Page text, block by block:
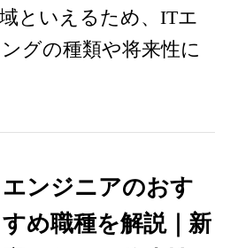
といえるため、ITエ
グの種類や将来性に
エンジニアのおす
すめ職種を解説｜新